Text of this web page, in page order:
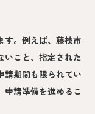
す。例えば、藤枝市
いこと、指定された
請期間も限られてい
申請準備を進めるこ